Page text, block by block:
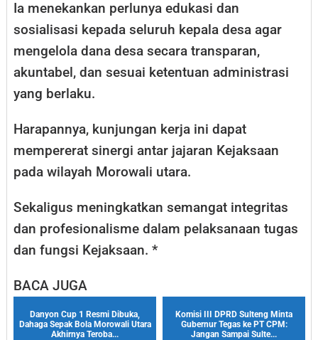
Ia menekankan perlunya edukasi dan
sosialisasi kepada seluruh kepala desa agar
mengelola dana desa secara transparan,
akuntabel, dan sesuai ketentuan administrasi
yang berlaku.
Harapannya, kunjungan kerja ini dapat
mempererat sinergi antar jajaran Kejaksaan
pada wilayah Morowali utara.
Sekaligus meningkatkan semangat integritas
dan profesionalisme dalam pelaksanaan tugas
dan fungsi Kejaksaan. *
BACA JUGA
Danyon Cup 1 Resmi Dibuka,
Dahaga Sepak Bola Morowali Utara
Akhirnya Teroba...
Komisi III DPRD Sulteng Minta
Gubernur Tegas ke PT CPM:
Jangan Sampai Sulte...